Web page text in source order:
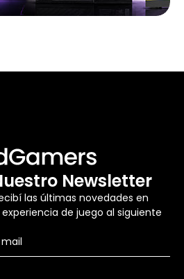
Newsletter
las últimas novedades en
de juego al siguiente